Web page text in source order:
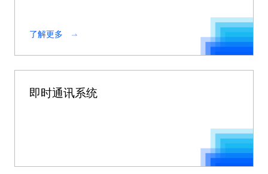
了解更多
即时通讯系统